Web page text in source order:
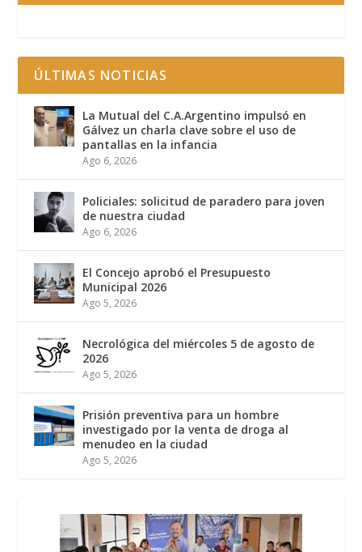
ÚLTIMAS NOTICIAS
La Mutual del C.A.Argentino impulsó en
Gálvez un charla clave sobre el uso de
pantallas en la infancia
Ago 6, 2026
Policiales: solicitud de paradero para joven
de nuestra ciudad
Ago 6, 2026
El Concejo aprobó el Presupuesto
Municipal 2026
Ago 5, 2026
Necrológica del miércoles 5 de agosto de
2026
Ago 5, 2026
Prisión preventiva para un hombre
investigado por la venta de droga al
menudeo en la ciudad
Ago 5, 2026